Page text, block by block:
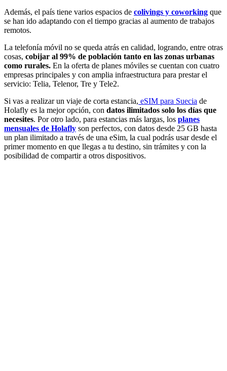
Además, el país tiene varios espacios de colivings y coworking que
se han ido adaptando con el tiempo gracias al aumento de trabajos
remotos.
La telefonía móvil no se queda atrás en calidad, logrando, entre otras
cosas, cobijar al 99% de población tanto en las zonas urbanas
como rurales. En la oferta de planes móviles se cuentan con cuatro
empresas principales y con amplia infraestructura para prestar el
servicio: Telia, Telenor, Tre y Tele2.
Si vas a realizar un viaje de corta estancia, eSIM para Suecia de
Holafly es la mejor opción, con datos ilimitados solo los días que
necesites. Por otro lado, para estancias más largas, los planes
mensuales de Holafly son perfectos, con datos desde 25 GB hasta
un plan ilimitado a través de una eSim, la cual podrás usar desde el
primer momento en que llegas a tu destino, sin trámites y con la
posibilidad de compartir a otros dispositivos.